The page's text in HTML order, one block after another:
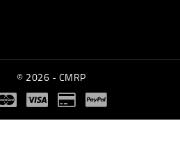
© 2026 - CMRP